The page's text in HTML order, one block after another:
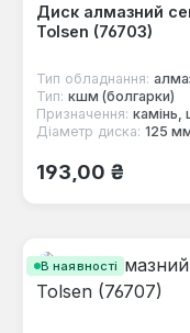
Диск алмазний
Tolsen (76703)
Тип обладнання:
Тип: кшм (болгарки)
Призначення: камінь,
Діаметр диска: 125
Звичайна ціна:
193,00 ₴
В наявності